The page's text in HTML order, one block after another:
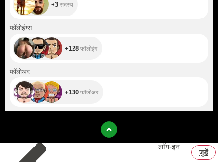
+3 सदस्य
फॉलोइंग्स
+128 फॉलोइंग
फॉलोअर
+130 फॉलोअर
लॉग‑इन
जुडें